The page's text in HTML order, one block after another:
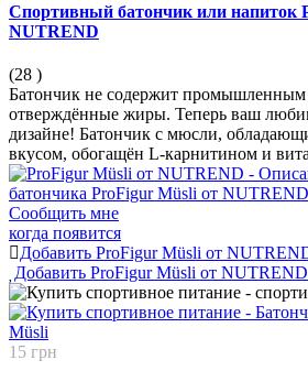
Спортивный батончик или напиток
NUTREND
(28 )
Батончик не содержит промышленным
отверждённые жиры. Теперь ваш
дизайне! Батончик с мюсли,
вкусом, обогащён L-карнитином и
Сообщить мне
когда появится
Добавить ProFigur Müsli от
Добавить ProFigur Müsli от
15 грн